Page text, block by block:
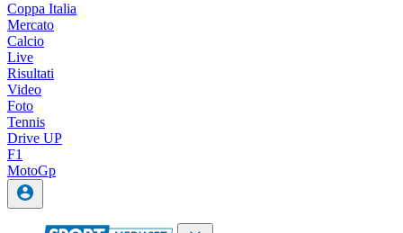
Coppa Italia
Mercato
Calcio
Live
Risultati
Video
Foto
Tennis
Drive UP
F1
MotoGp